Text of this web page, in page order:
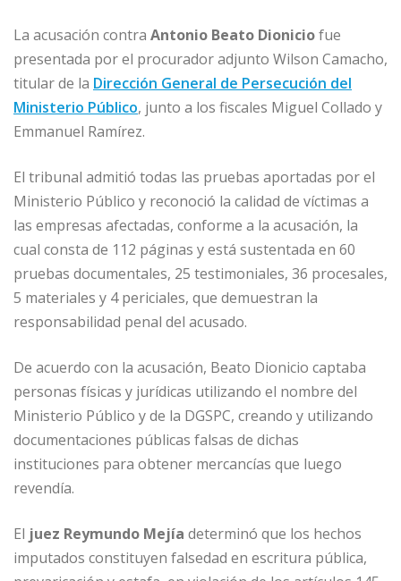
La acusación contra Antonio Beato Dioniciofue
presentada por el procurador adjunto Wilson Camacho,
titular de la Dirección General de Persecución del
Ministerio Público, junto a los fiscales Miguel Collado y
Emmanuel Ramírez.
El tribunal admitió todas las pruebas aportadas por el
Ministerio Público y reconoció la calidad de víctimas a
las empresas afectadas, conforme a la acusación, la
cual consta de 112 páginas y está sustentada en 60
pruebas documentales, 25 testimoniales, 36 procesales,
5 materiales y 4 periciales, que demuestran la
responsabilidad penal del acusado.
De acuerdo con la acusación, Beato Dionicio captaba
personas físicas y jurídicas utilizando el nombre del
Ministerio Público y de la DGSPC, creando y utilizando
documentaciones públicas falsas de dichas
instituciones para obtener mercancías que luego
revendía.
El juez Reymundo Mejía determinó que los hechos
imputados constituyen falsedad en escritura pública,